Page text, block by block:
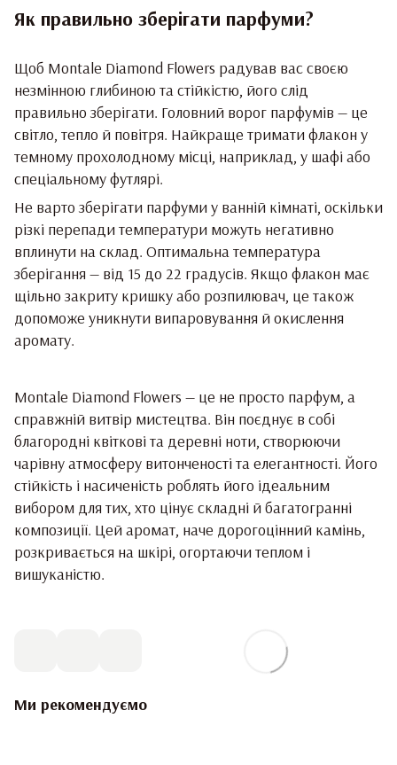
Як правильно зберігати парфуми?
Щоб Montale Diamond Flowers радував вас своєю
незмінною глибиною та стійкістю, його слід
правильно зберігати. Головний ворог парфумів — це
світло, тепло й повітря. Найкраще тримати флакон у
темному прохолодному місці, наприклад, у шафі або
спеціальному футлярі.
Не варто зберігати парфуми у ванній кімнаті, оскільки
різкі перепади температури можуть негативно
вплинути на склад. Оптимальна температура
зберігання — від 15 до 22 градусів. Якщо флакон має
щільно закриту кришку або розпилювач, це також
допоможе уникнути випаровування й окислення
аромату.
Montale Diamond Flowers — це не просто парфум, а
справжній витвір мистецтва. Він поєднує в собі
благородні квіткові та деревні ноти, створюючи
чарівну атмосферу витонченості та елегантності. Його
стійкість і насиченість роблять його ідеальним
вибором для тих, хто цінує складні й багатогранні
композиції. Цей аромат, наче дорогоцінний камінь,
розкривається на шкірі, огортаючи теплом і
вишуканістю.
Ми рекомендуємо